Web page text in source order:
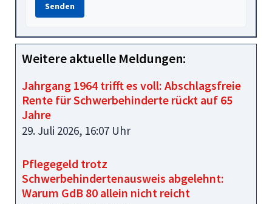
Senden
Weitere aktuelle Meldungen:
Jahrgang 1964 trifft es voll: Abschlagsfreie
Rente für Schwerbehinderte rückt auf 65
Jahre
29. Juli 2026, 16:07 Uhr
Pflegegeld trotz
Schwerbehindertenausweis abgelehnt:
Warum GdB 80 allein nicht reicht